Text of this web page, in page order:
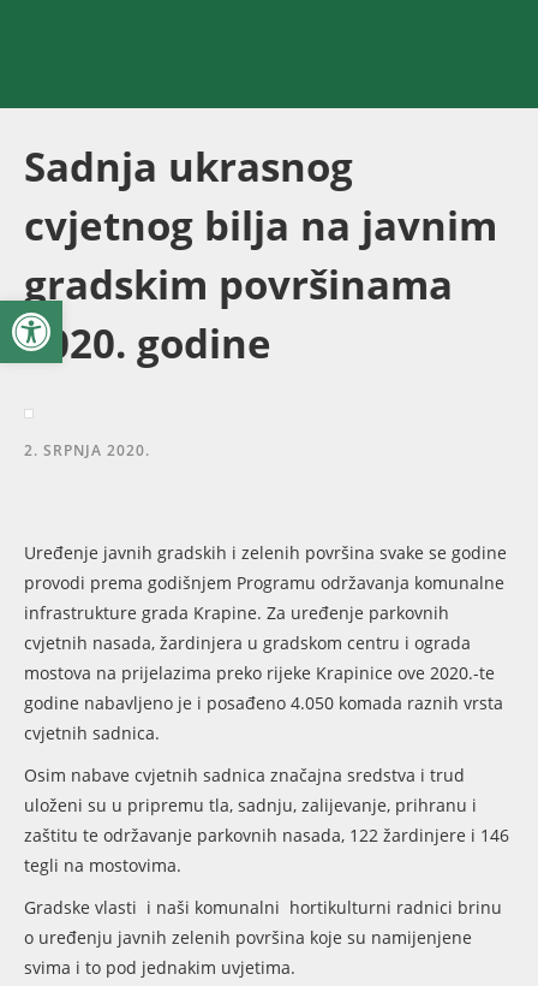
Open toolbar
Sadnja ukrasnog
cvjetnog bilja na javnim
gradskim površinama
2020. godine
2. SRPNJA 2020.
Uređenje javnih gradskih i zelenih površina svake se godine
provodi prema godišnjem Programu održavanja komunalne
infrastrukture grada Krapine. Za uređenje parkovnih
cvjetnih nasada, žardinjera u gradskom centru i ograda
mostova na prijelazima preko rijeke Krapinice ove 2020.-te
godine nabavljeno je i posađeno 4.050 komada raznih vrsta
cvjetnih sadnica.
Osim nabave cvjetnih sadnica značajna sredstva i trud
uloženi su u pripremu tla, sadnju, zalijevanje, prihranu i
zaštitu te održavanje parkovnih nasada, 122 žardinjere i 146
tegli na mostovima.
Gradske vlasti i naši komunalni hortikulturni radnici brinu
o uređenju javnih zelenih površina koje su namijenjene
svima i to pod jednakim uvjetima.